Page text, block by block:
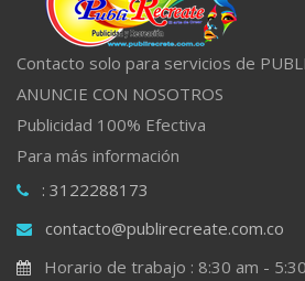
Contacto solo para servicios de
ANUNCIE CON NOSOTROS
Publicidad 100% Efectiva
Para más información
: 3122288173
contacto@publirecreate.com.co
Horario de trabajo : 8:30 am -